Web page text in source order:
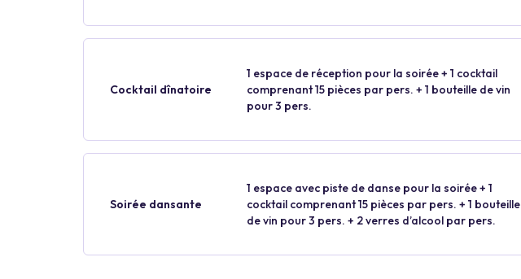
Cocktail dînatoire
1 espace de réception pour la soirée + 1 cocktail
comprenant 15 pièces par pers. + 1 bouteille de vin
pour 3 pers.
Soirée dansante
1 espace avec piste de danse pour la soirée + 1
cocktail comprenant 15 pièces par pers. + 1 bouteille
de vin pour 3 pers. + 2 verres d’alcool par pers.